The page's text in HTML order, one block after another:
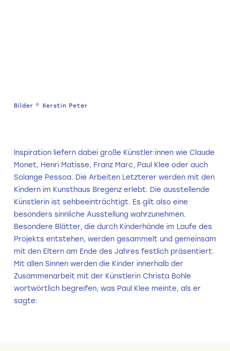
Bilder © Kerstin Peter
Inspiration liefern dabei große Künstler:innen wie Claude
Monet, Henri Matisse, Franz Marc, Paul Klee oder auch
Solange Pessoa. Die Arbeiten Letzterer werden mit den
Kindern im Kunsthaus Bregenz erlebt. Die ausstellende
Künstlerin ist sehbeeinträchtigt. Es gilt also eine
besonders sinnliche Ausstellung wahrzunehmen.
Besondere Blätter, die durch Kinderhände im Laufe des
Projekts entstehen, werden gesammelt und gemeinsam
mit den Eltern am Ende des Jahres festlich präsentiert.
Mit allen Sinnen werden die Kinder innerhalb der
Zusammenarbeit mit der Künstlerin Christa Bohle
wortwörtlich begreifen, was Paul Klee meinte, als er
sagte: